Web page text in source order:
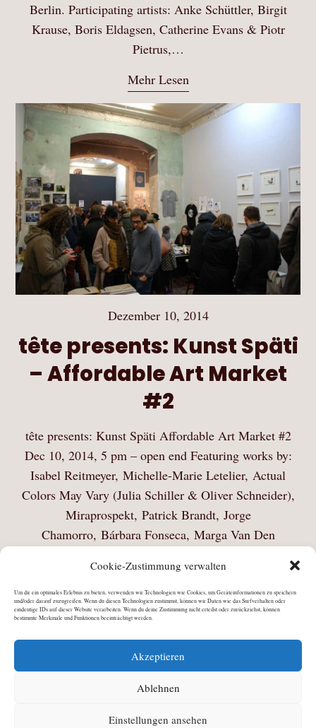
Cookie-Zustimmung verwalten
Um dir ein optimales Erlebnis zu bieten, verwenden wir Technologien wie Cookies, um Geräteinformationen zu speichern
und/oder darauf zuzugreifen. Wenn du diesen Technologien zustimmst, können wir Daten wie das Surfverhalten oder
eindeutige IDs auf dieser Website verarbeiten. Wenn du deine Zustimmung nicht erteilst oder zurückziehst, können
bestimmte Merkmale und Funktionen beeinträchtigt werden.
Akzeptieren
Ablehnen
Einstellungen ansehen
Berlin. Participating artists: Anke Schüttler, Birgit
Krause, Boris Eldagsen, Catherine Evans & Piotr
Pietrus,…
Mehr Lesen
Dezember 10, 2014
tête presents: Kunst Späti
– Affordable Art Market
#2
tête presents: Kunst Späti Affordable Art Market #2
Dec 10, 2014, 5 pm – open end Featuring works by:
Isabel Reitmeyer, Michelle-Marie Letelier, Actual
Colors May Vary (Julia Schiller & Oliver Schneider),
Miraprospekt, Patrick Brandt, Jorge
Chamorro, Bárbara Fonseca, Marga Van Den
Julia Schiller2026 · All Rights Reserved